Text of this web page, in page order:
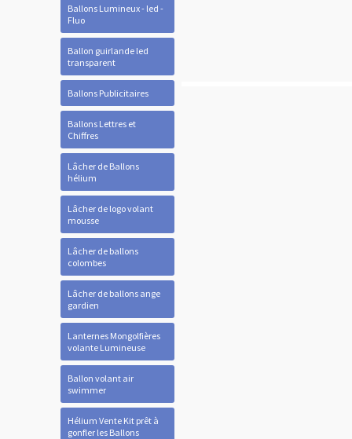
Ballons Lumineux - led -
Fluo
Ballon guirlande led
transparent
Ballons Publicitaires
Ballons Lettres et
Chiffres
Lâcher de Ballons
hélium
Lâcher de logo volant
mousse
Lâcher de ballons
colombes
Lâcher de ballons ange
gardien
Lanternes Mongolfières
volante Lumineuse
Ballon volant air
swimmer
Hélium Vente Kit prêt à
gonfler les Ballons